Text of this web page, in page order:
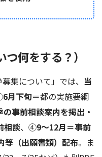
何をする？）
集について」では、 当
6月下旬＝都の実施要綱
の事前相談案内を掲出・
相談、④9～12月＝事前
等（出願書類）配布。ま